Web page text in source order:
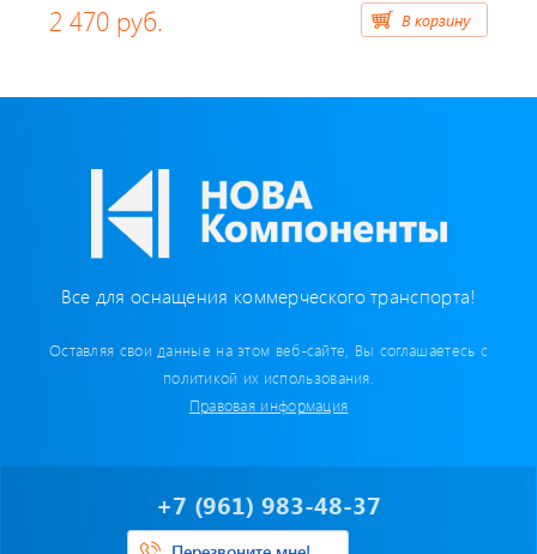
Бумага для тахографа
Картридеры для смарт-карт
Предохранители/ Преобразователи/ Реле
Хомуты пластиковые
2 470 руб. В корзину
Все для оснащения коммерческого транспорта!
Оставляя свои данные на этом веб-сайте, Вы соглашаетесь с
политикой их использования.
Правовая информация
+7 (961) 983-48-37